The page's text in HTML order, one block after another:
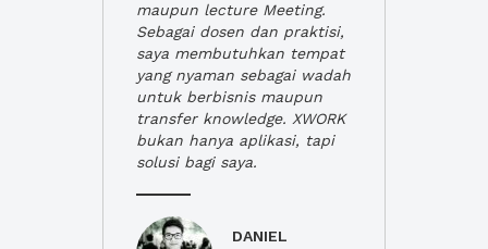
maupun lecture Meeting.
Sebagai dosen dan praktisi,
saya membutuhkan tempat
yang nyaman sebagai wadah
untuk berbisnis maupun
transfer knowledge. XWORK
bukan hanya aplikasi, tapi
solusi bagi saya.
DANIEL